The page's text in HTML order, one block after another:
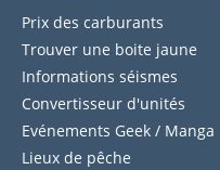
Prix des carburants
Trouver une boite jaune
Informations séismes
Convertisseur d'unités
Evénements Geek / Manga
Lieux de pêche